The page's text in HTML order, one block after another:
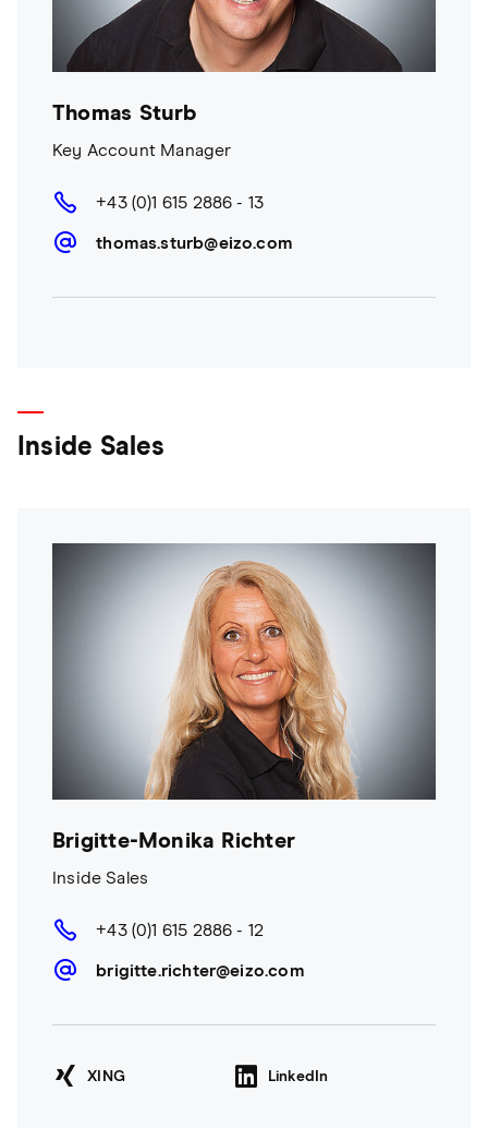
Thomas Sturb
Key Account Manager
+43 (0)1 615 2886 - 13
thomas.sturb@eizo.com
Inside Sales
Brigitte-Monika Richter
Inside Sales
+43 (0)1 615 2886 - 12
brigitte.richter@eizo.com
XING LinkedIn